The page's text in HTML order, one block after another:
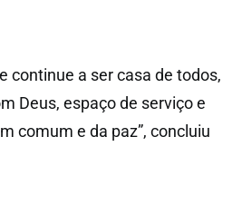
continue a ser casa de todos,
Deus, espaço de serviço e
comum e da paz”, concluiu